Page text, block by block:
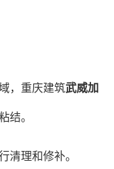
，重庆建筑武威加
结。
理和修补。